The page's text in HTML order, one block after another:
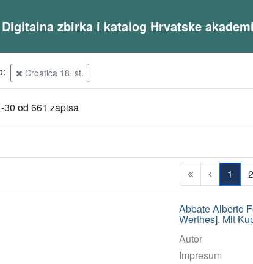
Digitalna zbirka i katalog Hrvatske
Croatica 18. st.
30 od 661 zapisa
1
2
Abbate Alberto
Werthes]. Mit
Autor
Impresum